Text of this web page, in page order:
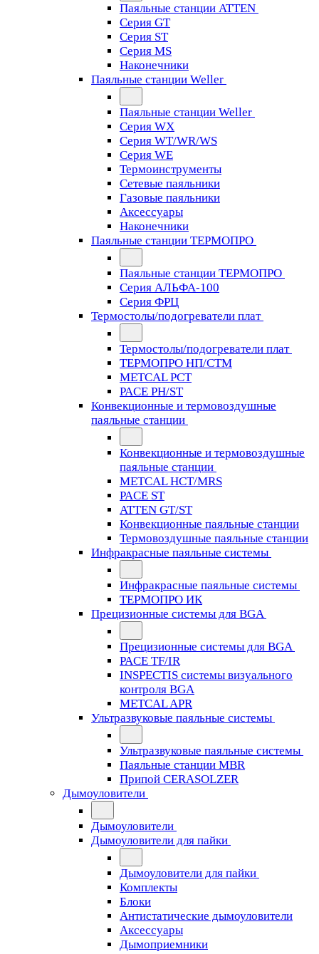
Паяльные станции ATTEN
Серия GT
Серия ST
Серия MS
Наконечники
Паяльные станции Weller
Паяльные станции Weller
Серия WX
Серия WT/WR/WS
Серия WE
Термоинструменты
Сетевые паяльники
Газовые паяльники
Аксессуары
Наконечники
Паяльные станции ТЕРМОПРО
Паяльные станции ТЕРМОПРО
Серия АЛЬФА-100
Серия ФРЦ
Термостолы/подогреватели плат
Термостолы/подогреватели плат
ТЕРМОПРО НП/СТМ
METCAL PCT
PACE PH/ST
Конвекционные и термовоздушные
паяльные станции
Конвекционные и термовоздушные
паяльные станции
METCAL HCT/MRS
PACE ST
ATTEN GT/ST
Конвекционные паяльные станции
Термовоздушные паяльные станции
Инфракрасные паяльные системы
Инфракрасные паяльные системы
ТЕРМОПРО ИК
Прецизионные системы для BGA
Прецизионные системы для BGA
PACE TF/IR
INSPECTIS системы визуального
контроля BGA
METCAL APR
Ультразвуковые паяльные системы
Ультразвуковые паяльные системы
Паяльные станции MBR
Припой CERASOLZER
Дымоуловители
Дымоуловители
Дымоуловители для пайки
Дымоуловители для пайки
Комплекты
Блоки
Антистатические дымоуловители
Аксессуары
Дымоприемники